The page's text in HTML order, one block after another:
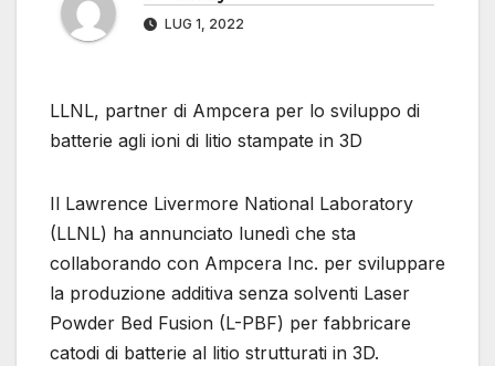
LUG 1, 2022
LLNL, partner di Ampcera per lo sviluppo di
batterie agli ioni di litio stampate in 3D
Il Lawrence Livermore National Laboratory
(LLNL) ha annunciato lunedì che sta
collaborando con Ampcera Inc. per sviluppare
la produzione additiva senza solventi Laser
Powder Bed Fusion (L-PBF) per fabbricare
catodi di batterie al litio strutturati in 3D.